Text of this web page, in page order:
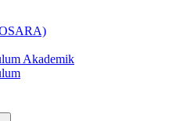
Akademik